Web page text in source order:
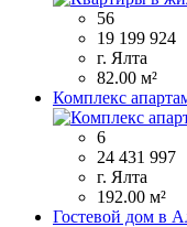
56
19 199 924
г. Ялта
82.00 м²
Комплекс
6
24 431 997
г. Ялта
192.00 м²
Гостевой дом в